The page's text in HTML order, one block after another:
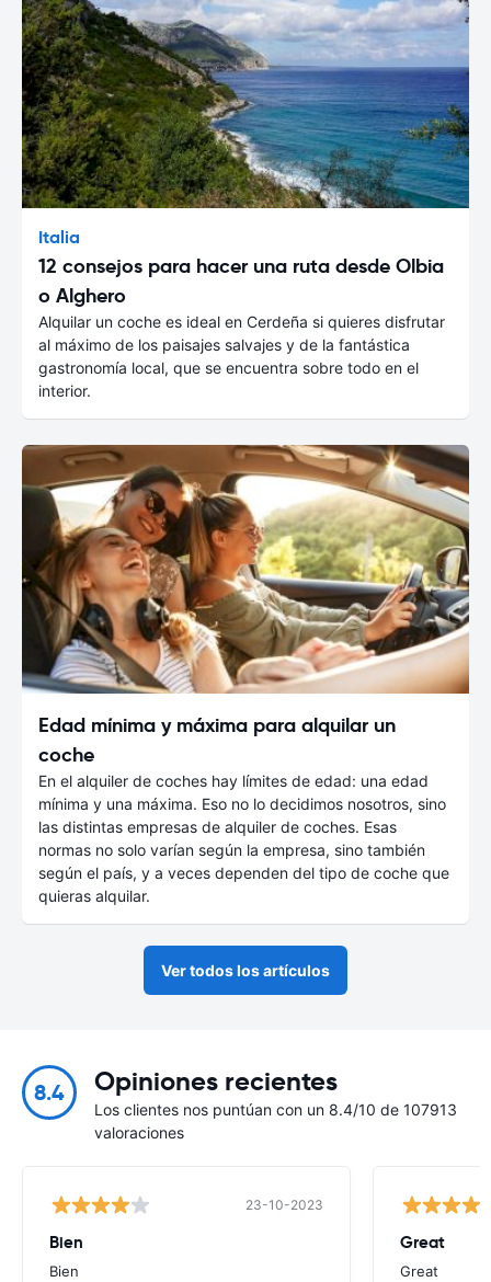
Italia
12 consejos para hacer una ruta desde Olbia
o Alghero
Alquilar un coche es ideal en Cerdeña si quieres disfrutar
al máximo de los paisajes salvajes y de la fantástica
gastronomía local, que se encuentra sobre todo en el
interior.
Edad mínima y máxima para alquilar un
coche
En el alquiler de coches hay límites de edad: una edad
mínima y una máxima. Eso no lo decidimos nosotros, sino
las distintas empresas de alquiler de coches. Esas
normas no solo varían según la empresa, sino también
según el país, y a veces dependen del tipo de coche que
quieras alquilar.
Ver todos los artículos
8.4 Opiniones recientes
Los clientes nos puntúan con un 8.4/10 de 107913
valoraciones
23-10-2023
Bien
Bien
Great
Great